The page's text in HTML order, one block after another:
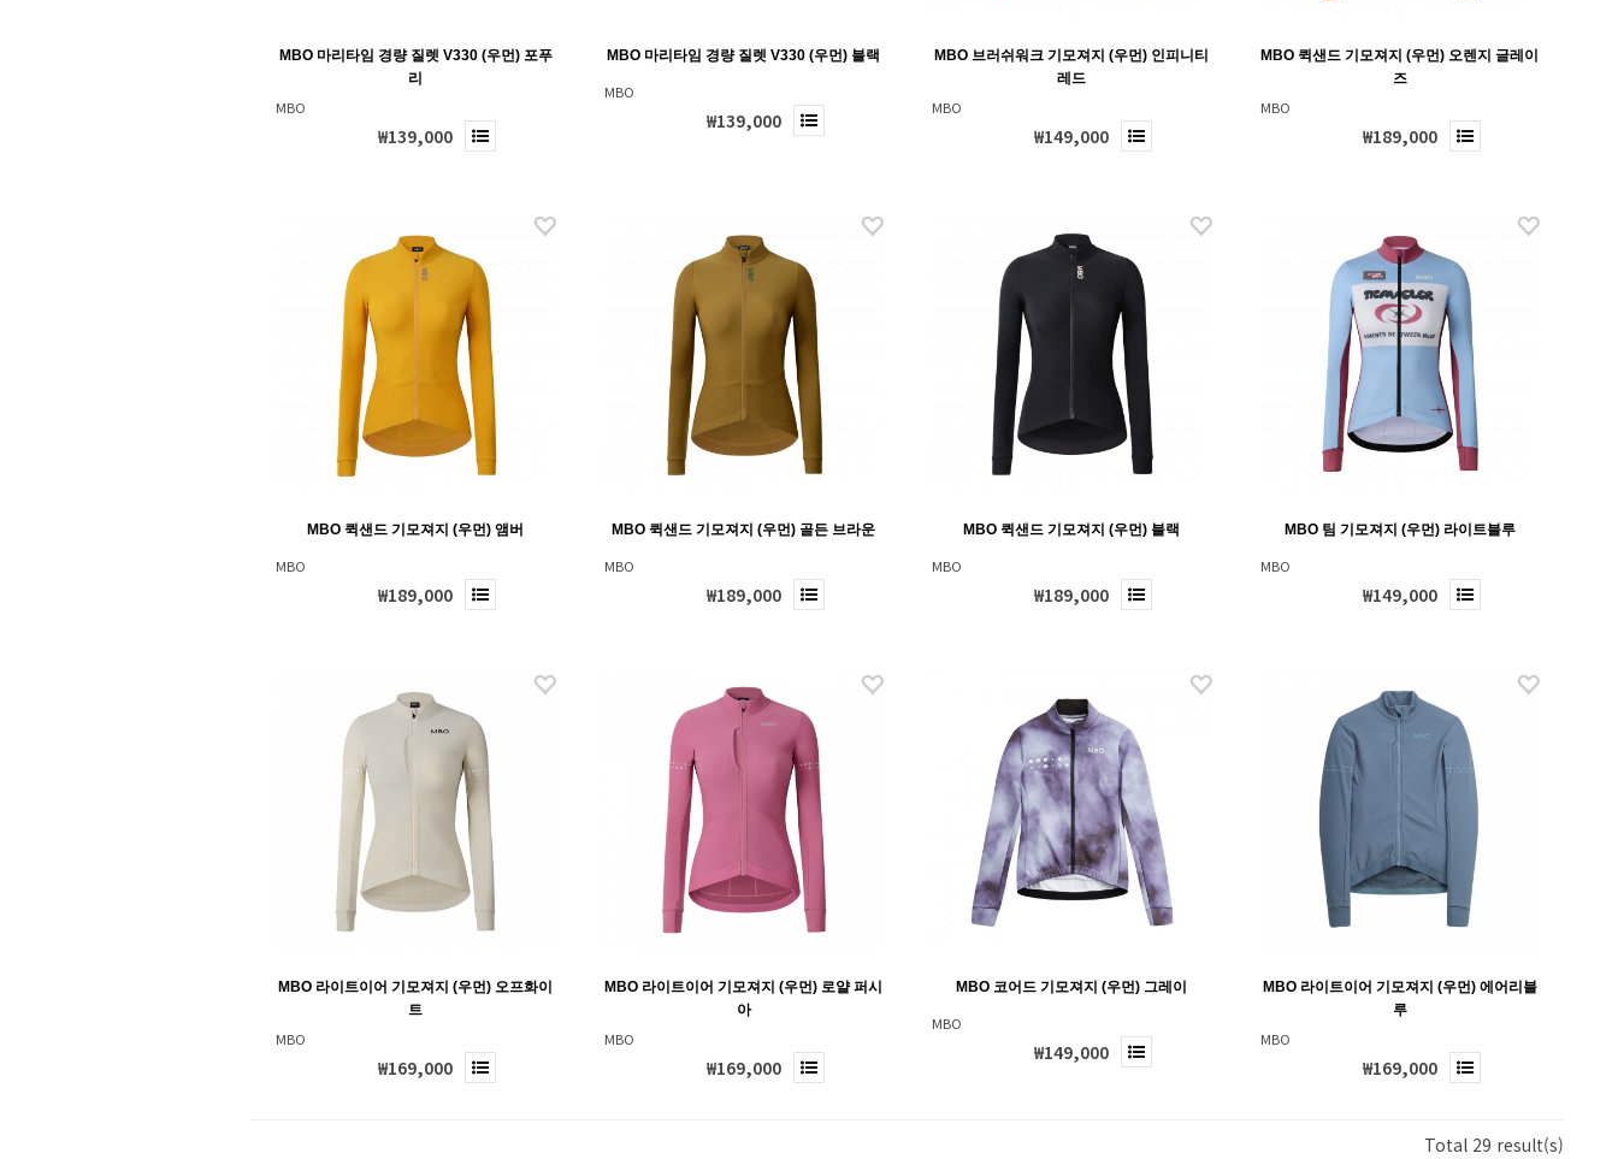
MBO 마리타임 경량 질렛 V330 (우먼) 포푸
리
MBO
₩139,000
MBO 마리타임 경량 질렛 V330 (우먼) 블랙
MBO
₩139,000
MBO 브러쉬워크 기모져지 (우먼) 인피니티
레드
MBO
₩149,000
MBO 퀵샌드 기모져지 (우먼) 오렌지 글레이
즈
MBO
₩189,000
MBO 퀵샌드 기모져지 (우먼) 앰버
MBO
₩189,000
MBO 퀵샌드 기모져지 (우먼) 골든 브라운
MBO
₩189,000
MBO 퀵샌드 기모져지 (우먼) 블랙
MBO
₩189,000
MBO 팀 기모져지 (우먼) 라이트블루
MBO
₩149,000
MBO 라이트이어 기모져지 (우먼) 오프화이
트
MBO
₩169,000
MBO 라이트이어 기모져지 (우먼) 로얄 퍼시
아
MBO
₩169,000
MBO 코어드 기모져지 (우먼) 그레이
MBO
₩149,000
MBO 라이트이어 기모져지 (우먼) 에어리블
루
MBO
₩169,000
Total 29 result(s)